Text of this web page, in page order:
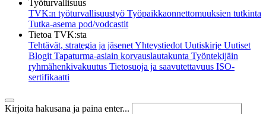
Työturvallisuus
TVK:n työturvallisuustyö Työpaikkaonnettomuuksien tutkinta
Tutka-asema pod/vodcastit
Tietoa TVK:sta
Tehtävät, strategia ja jäsenetYhteystiedot Uutiskirje Uutiset
Blogit Tapaturma-asiain korvauslautakunta Työntekijäin
ryhmähenkivakuutus Tietosuoja ja saavutettavuus ISO-
sertifikaatti
Kirjoita hakusana ja paina enter...